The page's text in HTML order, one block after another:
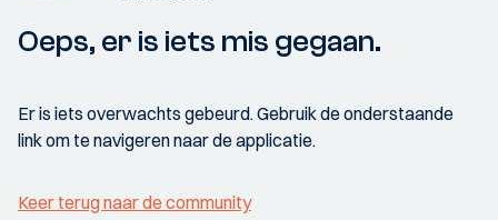
Oeps, er is iets mis gegaan.
Er is iets overwachts gebeurd. Gebruik de onderstaande
link om te navigeren naar de applicatie.
Keer terug naar de community